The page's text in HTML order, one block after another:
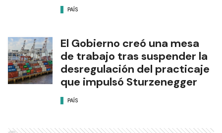
PAÍS
El Gobierno creó una mesa
de trabajo tras suspender la
desregulación del practicaje
que impulsó Sturzenegger
PAÍS
Ads